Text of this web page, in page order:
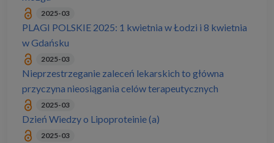
2025-03
PLAGI POLSKIE 2025: 1 kwietnia w Łodzi i 8 kwietnia
w Gdańsku
2025-03
Nieprzestrzeganie zaleceń lekarskich to główna
przyczyna nieosiągania celów terapeutycznych
2025-03
Dzień Wiedzy o Lipoproteinie (a)
2025-03